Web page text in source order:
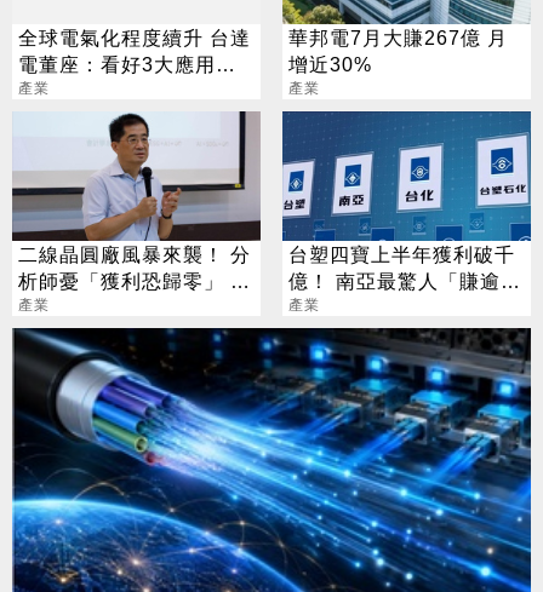
全球電氣化程度續升 台達
電董座：看好3大應用需
求
產業
華邦電7月大賺267億 月
增近30%
產業
二線晶圓廠風暴來襲！ 分
析師憂「獲利恐歸零」 聯
電回應了
產業
台塑四寶上半年獲利破千
億！ 南亞最驚人「賺逾半
個股本」
產業